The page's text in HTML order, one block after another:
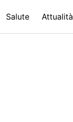
Salute Attualità